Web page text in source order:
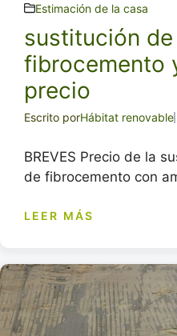
Estimación de la casa
sustitución
fibrocemento
precio
Escrito porHábitat renovable
BREVES Precio de la
de fibrocemento con
LEER MÁS